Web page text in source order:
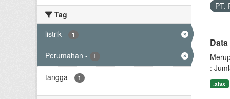
Tag
listrik - 1
Perumahan - 1
tangga - 1
PT.
:
.xlsx